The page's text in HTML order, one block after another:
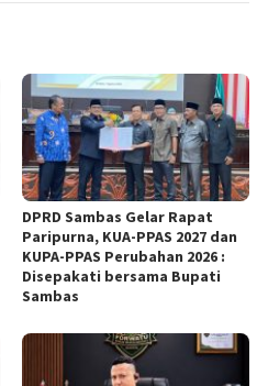
DPRD Sambas Gelar Rapat
Paripurna, KUA-PPAS 2027 dan
KUPA-PPAS Perubahan 2026 :
Disepakati bersama Bupati
Sambas